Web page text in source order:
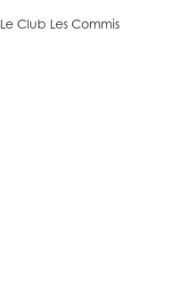
Le Club Les Commis